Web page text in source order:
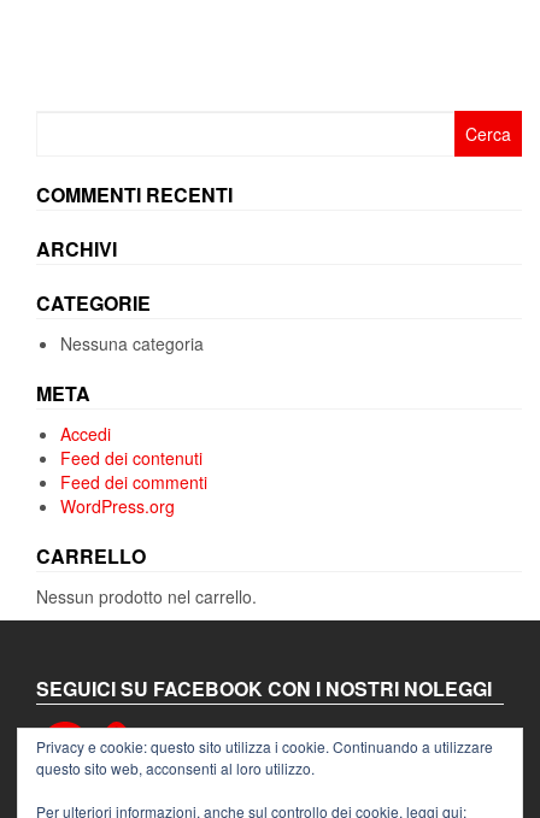
COMMENTI RECENTI
ARCHIVI
CATEGORIE
Nessuna categoria
META
Accedi
Feed dei contenuti
Feed dei commenti
WordPress.org
CARRELLO
Nessun prodotto nel carrello.
SEGUICI SU FACEBOOK CON I NOSTRI NOLEGGI
Facebook
Privacy e cookie: questo sito utilizza i cookie. Continuando a utilizzare
questo sito web, acconsenti al loro utilizzo.
Per ulteriori informazioni, anche sul controllo dei cookie, leggi qui: